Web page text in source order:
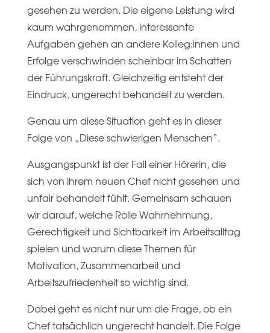
gesehen zu werden. Die eigene Leistung wird
kaum wahrgenommen, interessante
Aufgaben gehen an andere Kolleg:innen und
Erfolge verschwinden scheinbar im Schatten
der Führungskraft. Gleichzeitig entsteht der
Eindruck, ungerecht behandelt zu werden.
Genau um diese Situation geht es in dieser
Folge von „Diese schwierigen Menschen“.
Ausgangspunkt ist der Fall einer Hörerin, die
sich von ihrem neuen Chef nicht gesehen und
unfair behandelt fühlt. Gemeinsam schauen
wir darauf, welche Rolle Wahrnehmung,
Gerechtigkeit und Sichtbarkeit im Arbeitsalltag
spielen und warum diese Themen für
Motivation, Zusammenarbeit und
Arbeitszufriedenheit so wichtig sind.
Dabei geht es nicht nur um die Frage, ob ein
Chef tatsächlich ungerecht handelt. Die Folge